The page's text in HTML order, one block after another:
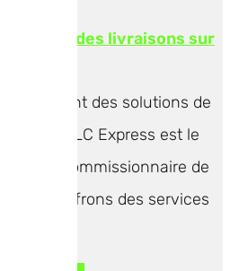
Europe : des livraisons sur
des solutions de
TLC Express est le
que commissionnaire de
nous offrons des services